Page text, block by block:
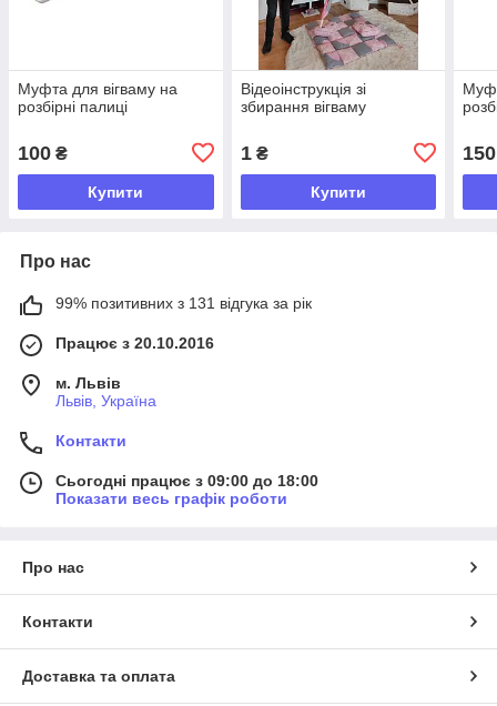
Муфта для вігваму на
розбірні палиці
100 ₴
Купити
Відеоінструкція зі
збирання вігваму
1₴
Купити
150
Про нас
99% позитивних з 131 відгука за рік
Працює з 20.10.2016
м. Львів
Львів, Україна
Контакти
Сьогодні працює з 09:00 до 18:00
Показати весь графік роботи
Про нас
Контакти
Доставка та оплата